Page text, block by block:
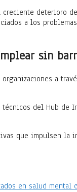
deterioro
a los
sin
organizaciones a
técnicos del Hub de
que impulsen
en salud mental